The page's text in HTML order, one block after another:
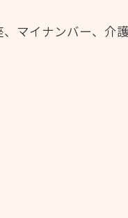
マイナンバー、介